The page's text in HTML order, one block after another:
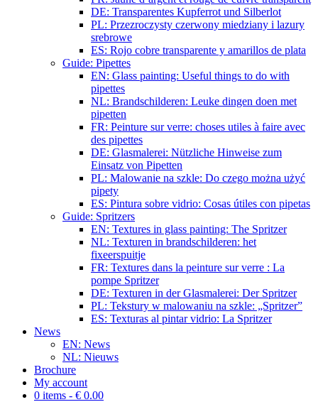
DE: Transparentes Kupferrot und Silberlot
PL: Przezroczysty czerwony miedziany i lazury
srebrowe
ES: Rojo cobre transparente y amarillos de plata
Guide: Pipettes
EN: Glass painting: Useful things to do with
pipettes
NL: Brandschilderen: Leuke dingen doen met
pipetten
FR: Peinture sur verre: choses utiles à faire avec
des pipettes
DE: Glasmalerei: Nützliche Hinweise zum
Einsatz von Pipetten
PL: Malowanie na szkle: Do czego można użyć
pipety
ES: Pintura sobre vidrio: Cosas útiles con pipetas
Guide: Spritzers
EN: Textures in glass painting: The Spritzer
NL: Texturen in brandschilderen: het
fixeerspuitje
FR: Textures dans la peinture sur verre : La
pompe Spritzer
DE: Texturen in der Glasmalerei: Der Spritzer
PL: Tekstury w malowaniu na szkle: „Spritzer”
ES: Texturas al pintar vidrio: La Spritzer
News
EN: News
NL: Nieuws
Brochure
My account
0 items - € 0.00